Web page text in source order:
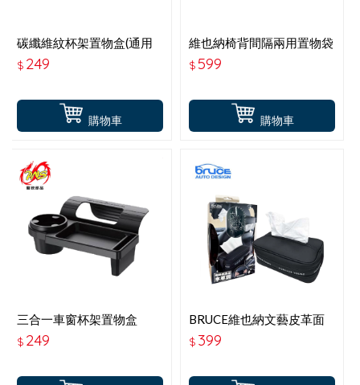
購物車
碳纖維紋杯架置物盒(通用
正副駕使用)
$ 249
購物車
維也納椅背間隔兩用置物袋
$ 599
三合一車窗杯架置物盒
PNS-SCUP13
$ 249
BRUCE維也納文藝皮革面
紙套-黑 BR-528869
$ 399